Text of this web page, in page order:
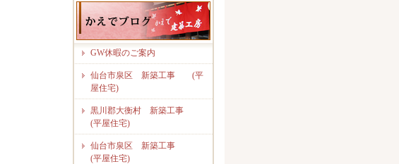
GW休暇のご案内
仙台市泉区 新築工事 (平
屋住宅)
黒川郡大衡村 新築工事
(平屋住宅)
仙台市泉区 新築工事
(平屋住宅)